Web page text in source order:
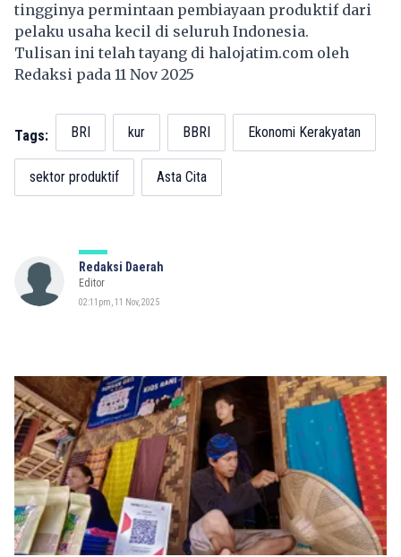
tingginya permintaan pembiayaan produktif dari
pelaku usaha kecil di seluruh Indonesia.
Tulisan ini telah tayang di halojatim.com oleh
Redaksi pada 11 Nov 2025
Tags: BRI kur BBRI Ekonomi Kerakyatan
sektor produktif Asta Cita
Redaksi Daerah
Editor
02:11pm, 11 Nov, 2025